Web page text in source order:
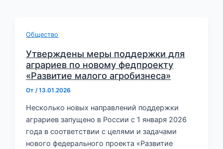
Общество
Утверждены меры поддержки для
аграриев по новому федпроекту
«Развитие малого агробизнеса»
От/13.01.2026
Несколько новых направлений поддержки
аграриев запущено в России с 1 января 2026
года в соответствии с целями и задачами
нового федерального проекта «Развитие